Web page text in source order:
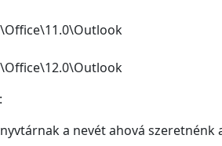
a nevét ahová szeretnénk